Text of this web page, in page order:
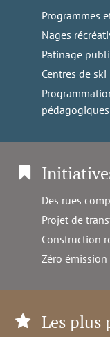
Programmes
Nages
Patinage
Centres de ski
pédagogiques
Des rues
Projet de
Construction
Zéro
Les plus